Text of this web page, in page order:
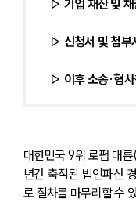
▷ 기업 재산 및 채
▷ 신청서 및 첨부
▷ 이후 소송·형사
대한민국 9위 로펌 대
년간 축적된 법인파산
로 절차를 마무리할 수